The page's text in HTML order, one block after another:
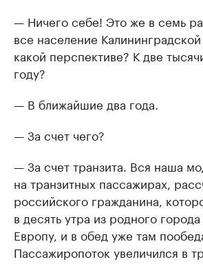
— Ничего себе! Это же в семь
все население
какой перспективе? К две
году?
— В ближайшие два года.
— За счет чего?
— За счет транзита. Вся наша
на транзитных пассажирах,
российского гражданина,
в десять утра из родного
Европу, и в обед уже там
Пассажиропоток увеличился в